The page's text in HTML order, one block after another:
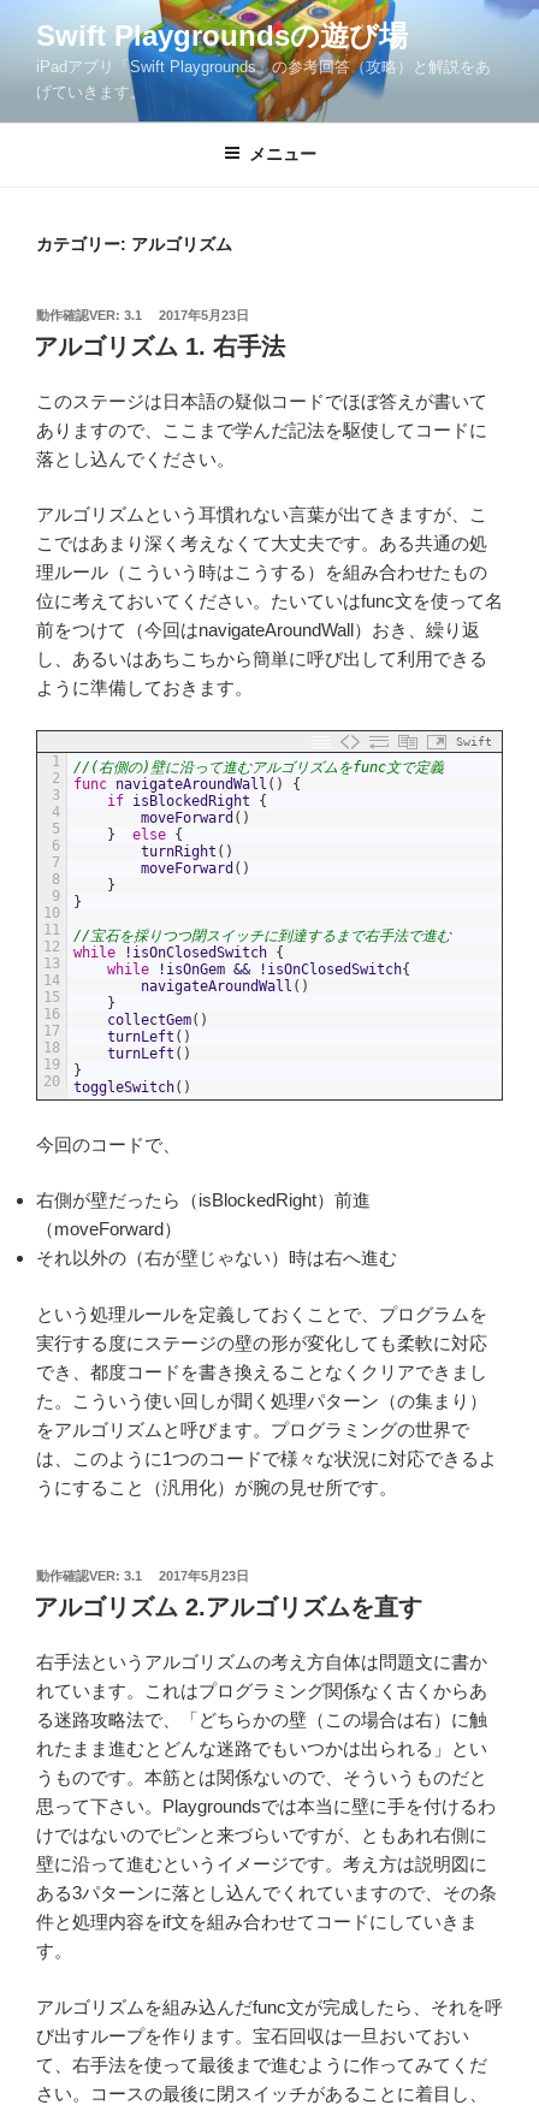
ツ
Swift Playgroundsの遊び場
iPadアプリ「Swift Playgrounds」の参考回答（攻略）と解説をあ
げていきます。
メニュー
カテゴリー: アルゴリズム
動作確認VER: 3.1
投
稿
日:
2017年5月23日
アルゴリズム 1. 右手法
このステージは日本語の疑似コードでほぼ答えが書いて
ありますので、ここまで学んだ記法を駆使してコードに
落とし込んでください。
アルゴリズムという耳慣れない言葉が出てきますが、こ
こではあまり深く考えなくて大丈夫です。ある共通の処
理ルール（こういう時はこうする）を組み合わせたもの
位に考えておいてください。たいていはfunc文を使って名
前をつけて（今回はnavigateAroundWall）おき、繰り返
し、あるいはあちこちから簡単に呼び出して利用できる
ように準備しておきます。
Swift
1
2
3
4
5
6
7
8
9
10
11
12
13
14
15
16
17
18
19
20
//(右側の)壁に沿って進むアルゴリズムをfunc文で定義
func navigateAroundWall ( )
{
if isBlockedRight
{
moveForward ( )
}
else {
turnRight ( )
moveForward ( )
}
}
//宝石を採りつつ閉スイッチに到達するまで右手法で進む
while
! isOnClosedSwitch {
while
! isOnGem && ! isOnClosedSwitch{
navigateAroundWall ( )
}
collectGem( )
turnLeft ( )
turnLeft ( )
}
toggleSwitch( )
今回のコードで、
右側が壁だったら（isBlockedRight）前進
（moveForward）
それ以外の（右が壁じゃない）時は右へ進む
という処理ルールを定義しておくことで、プログラムを
実行する度にステージの壁の形が変化しても柔軟に対応
でき、都度コードを書き換えることなくクリアできまし
た。こういう使い回しが聞く処理パターン（の集まり）
をアルゴリズムと呼びます。プログラミングの世界で
は、このように1つのコードで様々な状況に対応できるよ
うにすること（汎用化）が腕の見せ所です。
動作確認VER: 3.1
投
稿
日:
2017年5月23日
アルゴリズム 2.アルゴリズムを直す
右手法というアルゴリズムの考え方自体は問題文に書か
れています。これはプログラミング関係なく古くからあ
る迷路攻略法で、「どちらかの壁（この場合は右）に触
れたまま進むとどんな迷路でもいつかは出られる」とい
うものです。本筋とは関係ないので、そういうものだと
思って下さい。Playgroundsでは本当に壁に手を付けるわ
けではないのでピンと来づらいですが、ともあれ右側に
壁に沿って進むというイメージです。考え方は説明図に
ある3パターンに落とし込んでくれていますので、その条
件と処理内容をif文を組み合わせてコードにしていきま
す。
アルゴリズムを組み込んだfunc文が完成したら、それを呼
び出すループを作ります。宝石回収は一旦おいておい
て、右手法を使って最後まで進むように作ってみてくだ
さい。コースの最後に閉スイッチがあることに着目し、